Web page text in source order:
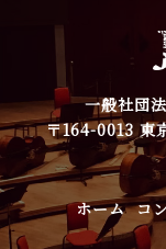
一般社団
〒164-0013 東
ホーム コ